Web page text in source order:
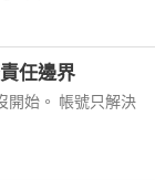
任邊界
開始。 帳號只解決